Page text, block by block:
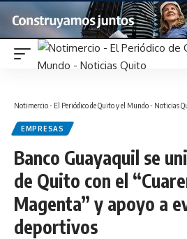
Notimercio - El Periódico de Quito y el Mundo - Noticias
EMPRESAS
Banco Guayaquil se
de Quito con el
Magenta” y apoyo a
deportivos